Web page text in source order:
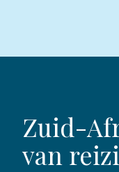
Zuid-
van